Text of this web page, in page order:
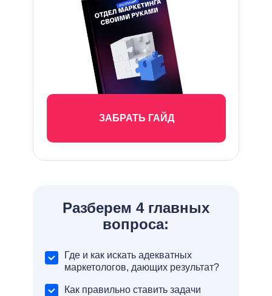
ЗАБРАТЬ ГАЙД
Разберем 4 главных
вопроса:
Где и как искать адекватных
маркетологов, дающих результат?
Как правильно ставить задачи